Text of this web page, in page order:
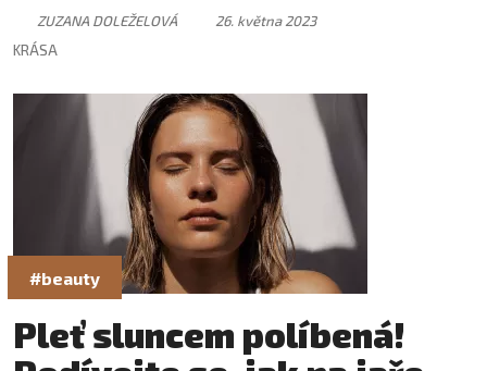
ZUZANA DOLEŽELOVÁ
26. května 2023
KRÁSA
#beauty
Pleť sluncem políbená!